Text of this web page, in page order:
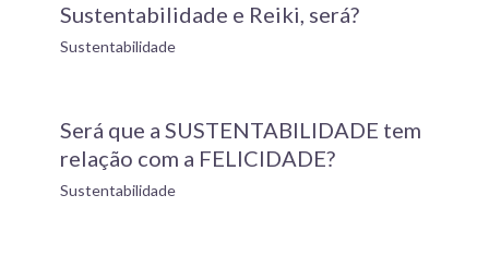
Sustentabilidade e Reiki, será?
Sustentabilidade
Será que a SUSTENTABILIDADE tem
relação com a FELICIDADE?
Sustentabilidade